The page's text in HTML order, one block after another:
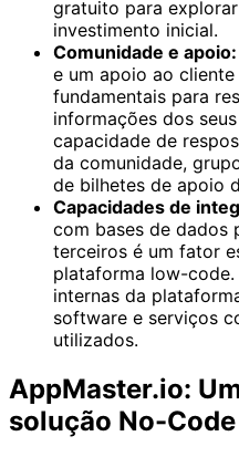
gratuito para
investimento inicial.
Comunidade e apoio:
e um apoio ao
fundamentais para
informações dos
capacidade de
da comunidade,
de bilhetes de apoio
Capacidades de
com bases de dados
terceiros é um fator
plataforma low-
internas da
software e serviços
utilizados.
AppMaster.io:
solução No-Code